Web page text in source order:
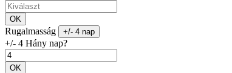
OK
Rugalmasság +/- 4 nap
+/- 4 Hány nap?
OK